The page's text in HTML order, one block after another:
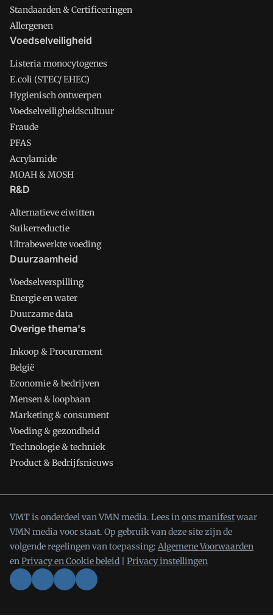
Standaarden & Certificeringen
Allergenen
Voedselveiligheid
Listeria monocytogenes
E.coli (STEC/ EHEC)
Hygienisch ontwerpen
Voedselveiligheidscultuur
Fraude
PFAS
Acrylamide
MOAH & MOSH
R&D
Alternatieve eiwitten
Suikerreductie
Ultrabewerkte voeding
Duurzaamheid
Voedselverspilling
Energie en water
Duurzame data
Overige thema's
Inkoop & Procurement
België
Economie & bedrijven
Mensen & loopbaan
Marketing & consument
Voeding & gezondheid
Technologie & techniek
Product & Bedrijfsnieuws
VMT is onderdeel van VMN media. Lees inons manifestwaar
VMN media voor staat. Op gebruik van deze site zijn de
volgende regelingen van toepassing: Algemene Voorwaarden
enPrivacy en Cookie beleid Privacy instellingen